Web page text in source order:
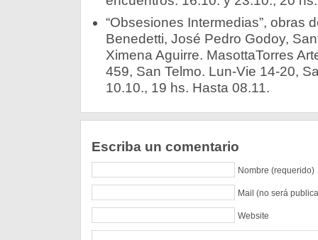
“Obsesiones Intermedias”, obras
Benedetti, José Pedro Godoy,
Ximena Aguirre. MasottaTorres
459, San Telmo. Lun-Vie 14-20,
10.10., 19 hs. Hasta 08.11.
Escriba un comentario
Nombre (requerido)
Mail (no será
Website